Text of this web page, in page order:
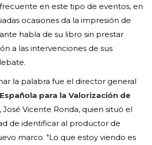
en este tipo de eventos, en
ocasiones da la impresión de
habla de su libro sin prestar
a las intervenciones de sus
la palabra fue el director general
para la Valorización de
, José Vicente Ronda, quien situó el
de identificar al productor de
marco. "Lo que estoy viendo es